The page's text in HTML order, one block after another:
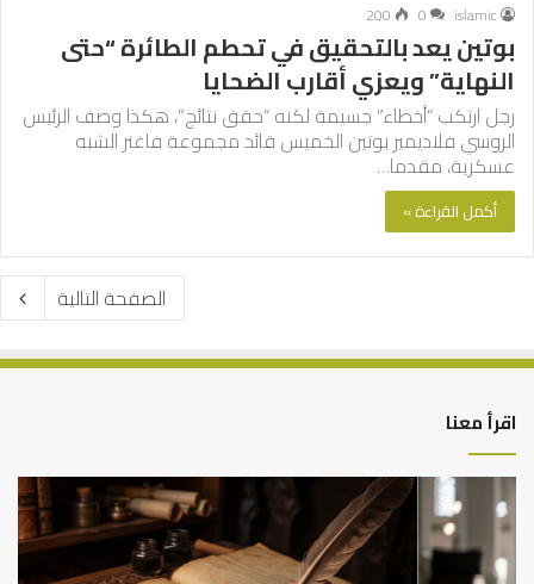
islamic
0
200
بوتين يعد بالتحقيق في تحطم الطائرة “حتى
النهاية” ويعزي أقارب الضحايا
رجل ارتكب “أخطاء” جسيمة لكنه “حقق نتائج”، هكذا وصف الرئيس
الروسي فلاديمير بوتين الخميس قائد مجموعة فاغنر الشبه
عسكرية، مقدما…
أكمل القراءة »
الصفحة التالية
اقرأ معنا
العلاقة
العلمية
بين
الإمام